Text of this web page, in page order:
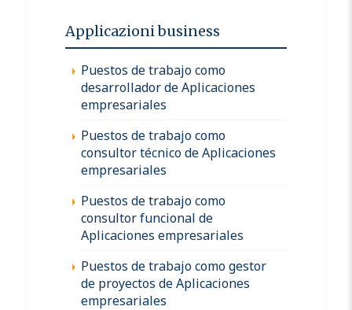
Applicazioni business
Puestos de trabajo como
desarrollador de Aplicaciones
empresariales
Puestos de trabajo como
consultor técnico de Aplicaciones
empresariales
Puestos de trabajo como
consultor funcional de
Aplicaciones empresariales
Puestos de trabajo como gestor
de proyectos de Aplicaciones
empresariales